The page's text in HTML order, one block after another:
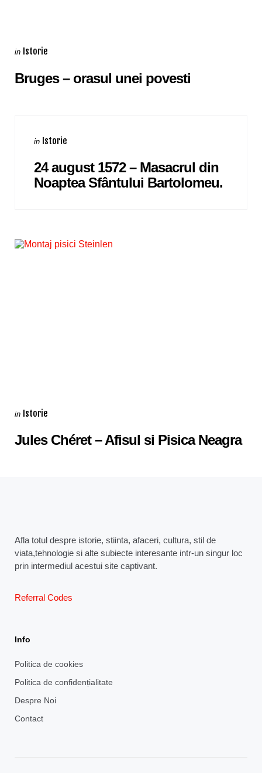
Categories
Posted
in Istorie
Bruges – orasul unei povesti
Categories
Posted
in Istorie
24 august 1572 – Masacrul din
Noaptea Sfântului Bartolomeu.
Categories
Posted
in Istorie
Jules Chéret – Afisul si Pisica Neagra
Afla totul despre istorie, stiinta, afaceri, cultura, stil de
viata,tehnologie si alte subiecte interesante intr-un singur loc
prin intermediul acestui site captivant.
Referral Codes
Info
Politica de cookies
Politica de confidențialitate
Despre Noi
Contact